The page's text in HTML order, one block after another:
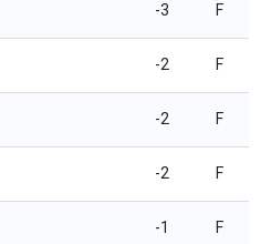
-3 F
-2 F
-2 F
-2 F
-1 F